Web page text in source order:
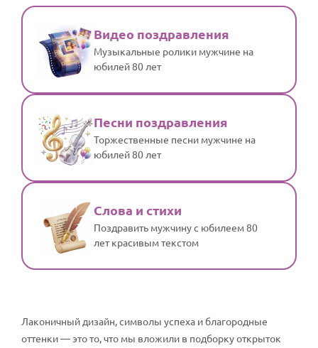
Видео поздравления
Музыкальные ролики мужчине на
юбилей 80 лет
Песни поздравления
Торжественные песни мужчине на
юбилей 80 лет
Слова и стихи
Поздравить мужчину с юбилеем 80
лет красивым текстом
Лаконичный дизайн, символы успеха и благородные
оттенки — это то, что мы вложили в подборку открыток